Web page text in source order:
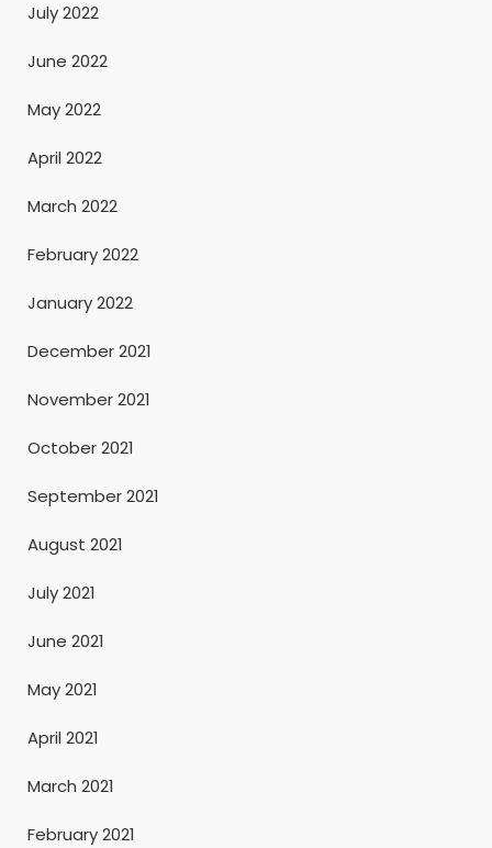
July 2022
June 2022
May 2022
April 2022
March 2022
February 2022
January 2022
December 2021
November 2021
October 2021
September 2021
August 2021
July 2021
June 2021
May 2021
April 2021
March 2021
February 2021